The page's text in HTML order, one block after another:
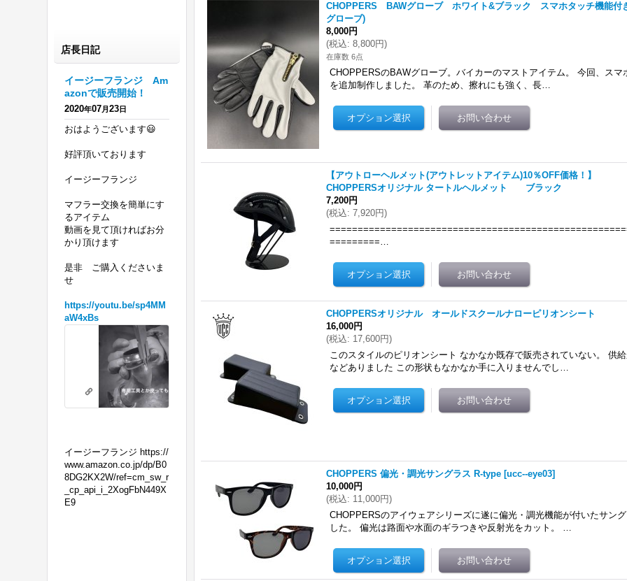
店長日記
イージーフランジ Am
azonで販売開始！
2020年07月23日
おはようございます😃
好評頂いております
イージーフランジ
マフラー交換を簡単にす
るアイテム
動画を見て頂ければお分
かり頂けます
是非 ご購入くださいま
せ
https://youtu.be/sp4MM
aW4xBs
ー
ラ
ー
交
換！
リテーニングリングの必要がないフランジを 販売開始！ エボ、ツインカム、スポーツスターに適合します ショッピングサイトよりお買い求
youtu.be
イージーフランジ https://
www.amazon.co.jp/dp/B0
8DG2KX2W/ref=cm_sw_r
_cp_api_i_2XogFbN449X
E9
CHOPPERS BAWグローブ ホワイト&ブラック スマホタッチ機能
グローブ)
8,000円
(税込: 8,800円)
在庫数 6点
CHOPPERSのBAWグローブ。バイカーのマストアイテム。 今回、スマ
を追加制作しました。 革のため、擦れにも強く、長…
【アウトローヘルメット(アウトレットアイテム)10％OFF価格！】
CHOPPERSオリジナル タートルヘルメット ブラック
7,200円
(税込: 7,920円)
=========…
CHOPPERSオリジナル オールドスクールナローピリオンシート
16,000円
(税込: 17,600円)
このスタイルのピリオンシート なかなか既存で販売されていない。 供給
などありました この形状もなかなか手に入りませんでし…
CHOPPERS 偏光・調光サングラス R-type [ucc--eye03]
10,000円
(税込: 11,000円)
CHOPPERSのアイウェアシリーズに遂に偏光・調光機能が付いたサン
した。 偏光は路面や水面のギラつきや反射光をカット。 …